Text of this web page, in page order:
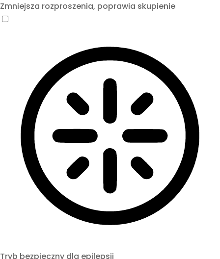
Zmniejsza rozproszenia, poprawia skupienie
Tryb bezpieczny dla epilepsji